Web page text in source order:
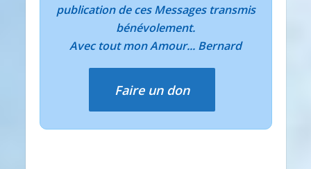
publication de ces Messages transmis
bénévolement.
Avec tout mon Amour... Bernard
Faire un don